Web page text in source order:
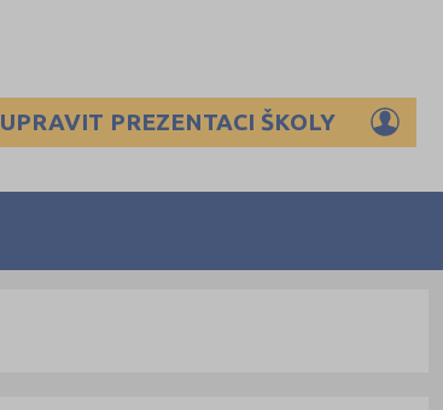
UPRAVIT PREZENTACI ŠKOLY